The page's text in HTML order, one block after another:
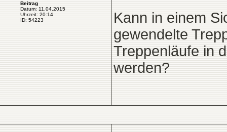
Beitrag
Datum: 11.04.2015
Uhrzeit: 20:14
ID: 54223
Kann in einem
gewendelte
Treppenläufe in
werden?